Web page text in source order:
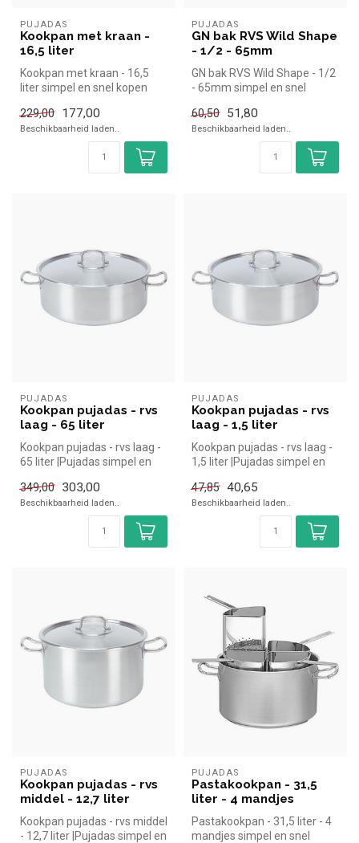
PUJADAS
Kookpan met kraan -
16,5 liter
Kookpan met kraan - 16,5
liter simpel en snel kopen
229,00
177,00
Beschikbaarheid laden..
PUJADAS
GN bak RVS Wild Shape
- 1/2 - 65mm
GN bak RVS Wild Shape - 1/2
- 65mm simpel en snel
Overz...
60,50 51,80
Beschikbaarheid laden..
PUJADAS
Kookpan pujadas - rvs
laag - 65 liter
Kookpan pujadas - rvs laag -
65 liter |Pujadas simpel en
349,00
303,00
Beschikbaarheid laden..
PUJADAS
Kookpan pujadas - rvs
laag - 1,5 liter
Kookpan pujadas - rvs laag -
1,5 liter |Pujadas simpel en
47,85 40,65
Beschikbaarheid laden..
PUJADAS
Kookpan pujadas - rvs
middel - 12,7 liter
Kookpan pujadas - rvs middel
- 12,7 liter |Pujadas simpel en
PUJADAS
Pastakookpan - 31,5
liter - 4 mandjes
Pastakookpan - 31,5 liter - 4
mandjes simpel en snel